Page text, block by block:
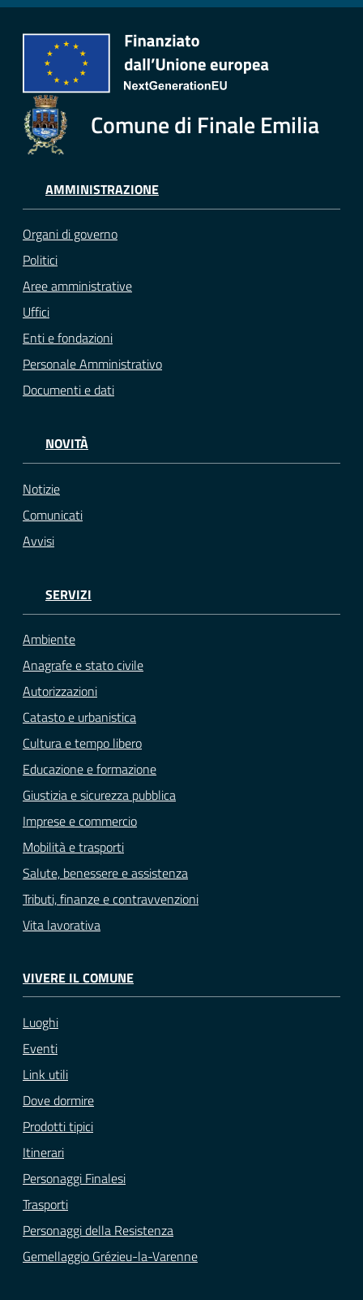
Comune di Finale Emilia
AMMINISTRAZIONE
Organi di governo
Politici
Aree amministrative
Uffici
Enti e fondazioni
Personale Amministrativo
Documenti e dati
NOVITÀ
Notizie
Comunicati
Avvisi
SERVIZI
Ambiente
Anagrafe e stato civile
Autorizzazioni
Catasto e urbanistica
Cultura e tempo libero
Educazione e formazione
Giustizia e sicurezza pubblica
Imprese e commercio
Mobilità e trasporti
Salute, benessere e assistenza
Tributi, finanze e contravvenzioni
Vita lavorativa
VIVERE IL COMUNE
Luoghi
Eventi
Link utili
Dove dormire
Prodotti tipici
Itinerari
Personaggi Finalesi
Trasporti
Personaggi della Resistenza
Gemellaggio Grézieu-la-Varenne